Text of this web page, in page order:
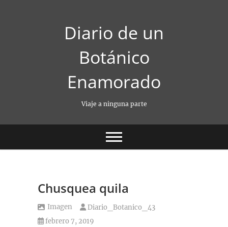
Diario de un
Botánico
Enamorado
Viaje a ninguna parte
Chusquea quila
Imagen
Diario_Botanico_43
febrero 7, 2019